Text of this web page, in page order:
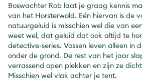
Boswachter Rob laat je graag kennis
van het Horsterwold. Eén hiervan is de
natuurgeluid is misschien wel die van
weet wel, dat geluid dat ook altijd te
detective-series. Vossen leven alleen in
onder de grond. De rest van het jaar
verrassend open plekken en zijn ze
Misschien wel vlak achter je tent.